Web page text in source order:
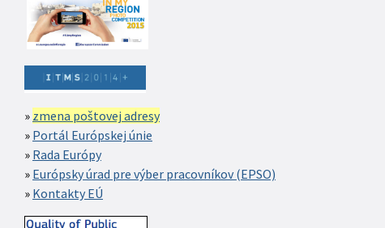
zmena poštovej adresy
Portál Európskej únie
Rada Európy
Európsky úrad pre výber pracovníkov (EPSO)
Kontakty EÚ